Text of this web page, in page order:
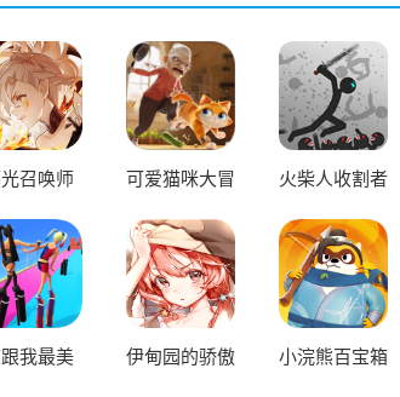
召唤师 可爱猫咪大冒
险
火柴人收割者
最新版
我最美 伊甸园的骄傲 小浣熊百宝箱